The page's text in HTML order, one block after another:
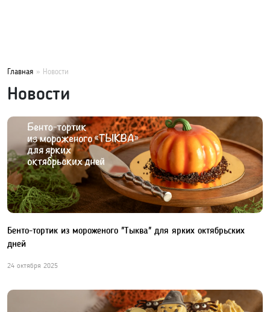
Главная Новости
Новости
Бенто-тортик из мороженого "Тыква" для ярких октябрьских
дней
24 октября 2025